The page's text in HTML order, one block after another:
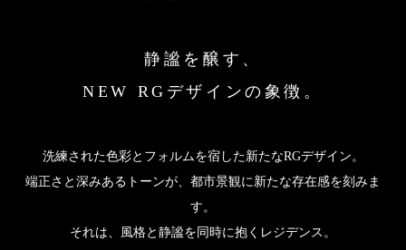
静謐を醸す、
NEW RGデザインの象徴。
洗練された色彩とフォルムを宿した新たなRGデザイン。
端正さと深みあるトーンが、都市景観に新たな存在感を刻みま
す。
それは、風格と静謐を同時に抱くレジデンス。